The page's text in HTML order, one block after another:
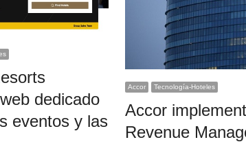
dedicado
eventos y las
Accor Tecnología-Hoteles
Accor
Revenue